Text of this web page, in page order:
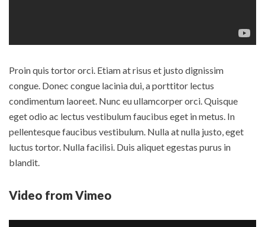
Proin quis tortor orci. Etiam at risus et justo dignissim
congue. Donec congue lacinia dui, a porttitor lectus
condimentum laoreet. Nunc eu ullamcorper orci. Quisque
eget odio ac lectus vestibulum faucibus eget in metus. In
pellentesque faucibus vestibulum. Nulla at nulla justo, eget
luctus tortor. Nulla facilisi. Duis aliquet egestas purus in
blandit.
Video from Vimeo